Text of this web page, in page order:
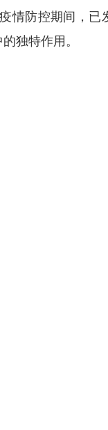
情防控期间，已
独特作用。